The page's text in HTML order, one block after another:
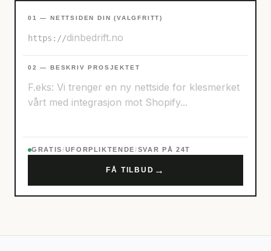
01 — NETTSIDEN DIN (VALGFRITT)
https://
02 — BESKRIV PROSJEKTET
GRATIS/UFORPLIKTENDE/SVAR PÅ 24T
FÅ TILBUD →